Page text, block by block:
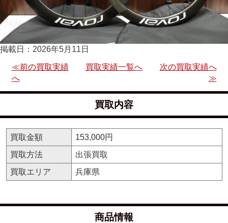
掲載日：2026年5月11日
≪前の買取実績
へ
買取実績一覧へ
次の買取実績へ
≫
買取内容
買取金額
153,000円
買取方法
出張買取
買取エリア
兵庫県
商品情報